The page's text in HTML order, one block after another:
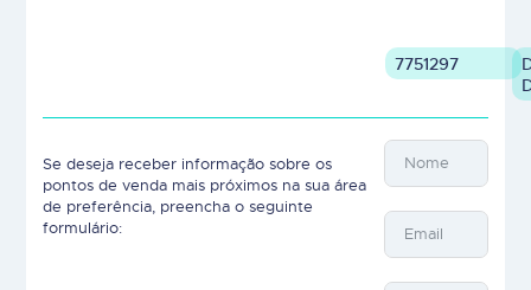
7751297
Se deseja receber informação sobre os
pontos de venda mais próximos na sua área
de preferência, preencha o seguinte
formulário: